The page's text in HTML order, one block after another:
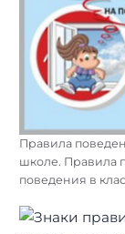
Правила
школе. Правила
поведения в